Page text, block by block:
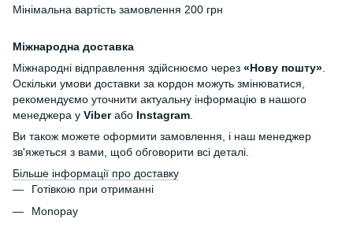
Мінімальна вартість замовлення 200 грн
Міжнародна доставка
Міжнародні відправлення здійснюємо через «Нову пошту»
Оскільки умови доставки за кордон можуть змінюватися,
рекомендуємо уточнити актуальну інформацію в нашого
менеджера у Viberабо Instagram
Ви також можете оформити замовлення, і наш менеджер
зв'яжеться з вами, щоб обговорити всі деталі.
Більше інформації про доставку
Готівкою при отриманні
Monopay